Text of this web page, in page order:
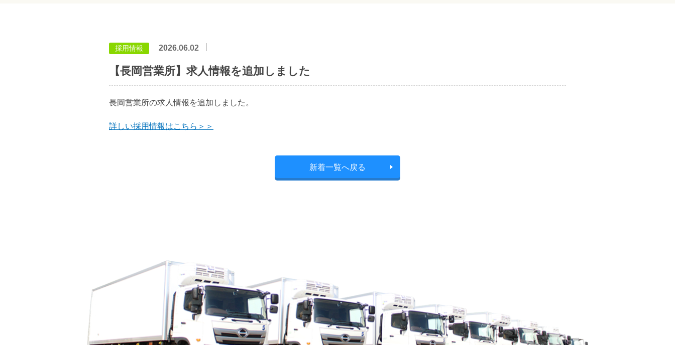
採用情報 2026.06.02
【長岡営業所】求人情報を追加しました
長岡営業所の求人情報を追加しました。
詳しい採用情報はこちら＞＞
新着一覧へ戻る